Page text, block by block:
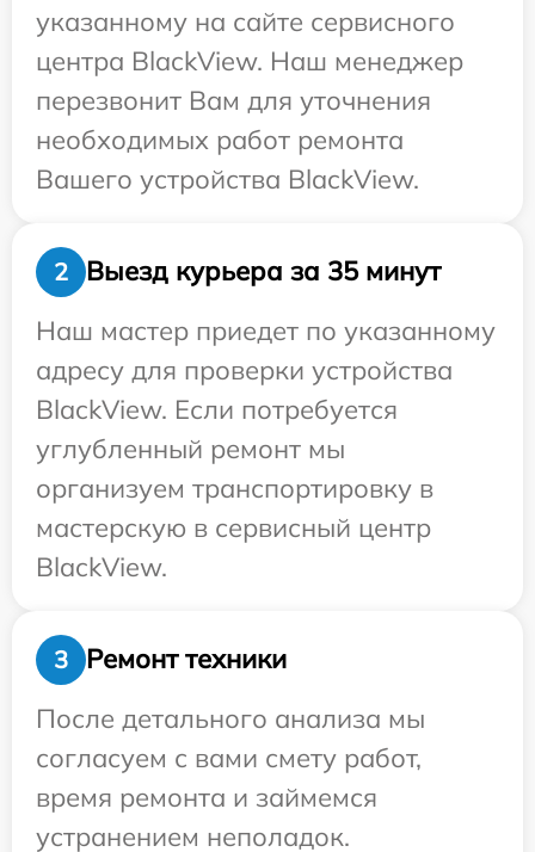
указанному на сайте сервисного
центра BlackView. Наш менеджер
перезвонит Вам для уточнения
необходимых работ ремонта
Вашего устройства BlackView.
2
Выезд курьера за 35 минут
Наш мастер приедет по указанному
адресу для проверки устройства
BlackView. Если потребуется
углубленный ремонт мы
организуем транспортировку в
мастерскую в сервисный центр
BlackView.
3
Ремонт техники
После детального анализа мы
согласуем с вами смету работ,
время ремонта и займемся
устранением неполадок.